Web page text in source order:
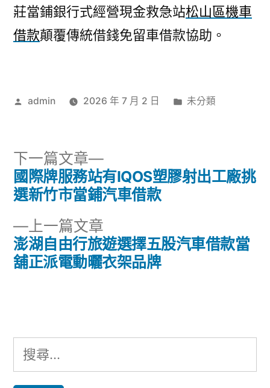
莊當鋪銀行式經營現金救急站松山區機車
借款顛覆傳統借錢免留車借款協助。
作
admin 2026 年 7 月 2 日
分
未分類
文
導
覽
上一篇文章
一
篇
澎湖自由行旅遊選擇五股汽車借款當
舖正派電動曬衣架品牌
下一篇文章
下
一
篇
國際牌服務站有IQOS塑膠射出工廠挑
選新竹市當鋪汽車借款
搜
尋